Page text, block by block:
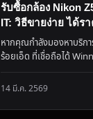
รับซื้อกล้อง Nikon
IT: วิธีขายง่าย ได้
หากคุณกำลังมองหาบริก
ร้อยเอ็ด ที่เชื่อถือได้
อย่างรวดเร็วแ...
14 มี.ค. 2569